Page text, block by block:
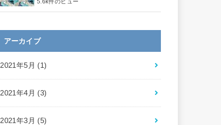
アーカイブ
2021年5月 (1)
2021年4月 (3)
2021年3月 (5)